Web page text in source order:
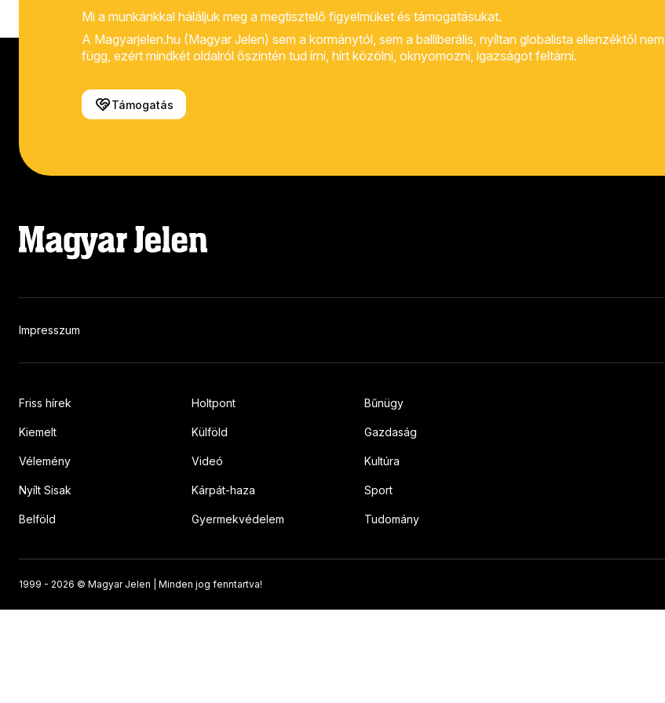
Mi a munkánkkal háláljuk meg a megtisztelő figyelmüket és támogatásukat.
A Magyarjelen.hu (Magyar Jelen) sem a kormánytól, sem a balliberális, nyíltan globalista ellenzéktől nem
függ, ezért mindkét oldalról őszintén tud írni, hírt közölni, oknyomozni, igazságot feltárni.
Támogatás
Impresszum
Friss hírek
Kiemelt
Vélemény
Nyílt Sisak
Belföld
Holtpont
Külföld
Videó
Kárpát-haza
Gyermekvédelem
Bűnügy
Gazdaság
Kultúra
Sport
Tudomány
1999 - 2026 © Magyar Jelen | Minden jog fenntartva!